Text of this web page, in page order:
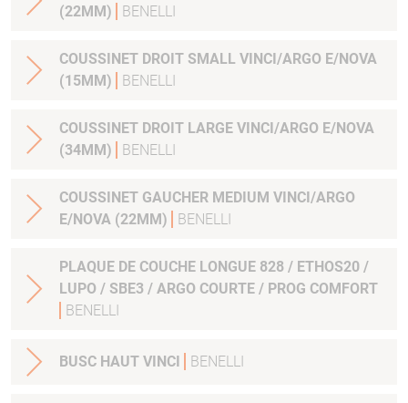
(22MM)
BENELLI
COUSSINET DROIT SMALL VINCI/ARGO E/NOVA
(15MM)
BENELLI
COUSSINET DROIT LARGE VINCI/ARGO E/NOVA
(34MM)
BENELLI
COUSSINET GAUCHER MEDIUM VINCI/ARGO
E/NOVA (22MM)
BENELLI
PLAQUE DE COUCHE LONGUE 828 / ETHOS20 /
LUPO / SBE3 / ARGO COURTE / PROG COMFORT
BENELLI
BUSC HAUT VINCI BENELLI